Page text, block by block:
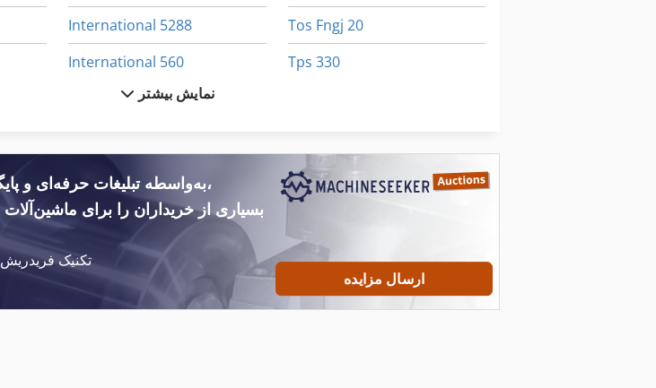
International 5288
International 560
International 584
Tak 18
Tb 53 Fr
Tos Fngj 20
Tps 330
نمایش بیشتر
کریستین فریدریش، CNC-تکنیک فریدریش
ارسال مزایده